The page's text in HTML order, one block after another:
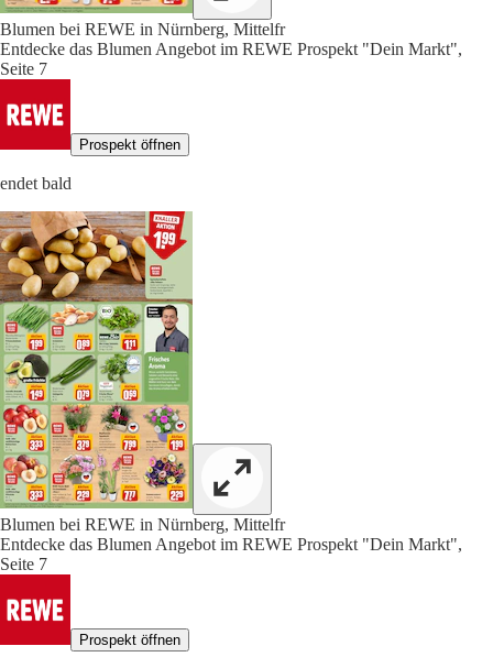
Blumen bei REWE in Nürnberg, Mittelfr
Entdecke das Blumen Angebot im REWE Prospekt "Dein Markt",
Seite 7
Prospekt öffnen
endet bald
Blumen bei REWE in Nürnberg, Mittelfr
Entdecke das Blumen Angebot im REWE Prospekt "Dein Markt",
Seite 7
Prospekt öffnen